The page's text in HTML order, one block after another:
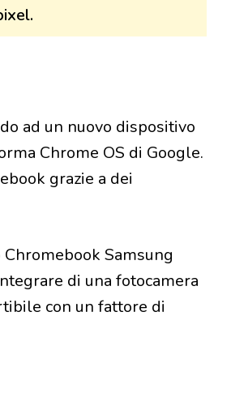
ad un nuovo dispositivo
Chrome OS di Google.
grazie a dei
Samsung
di una fotocamera
con un fattore di